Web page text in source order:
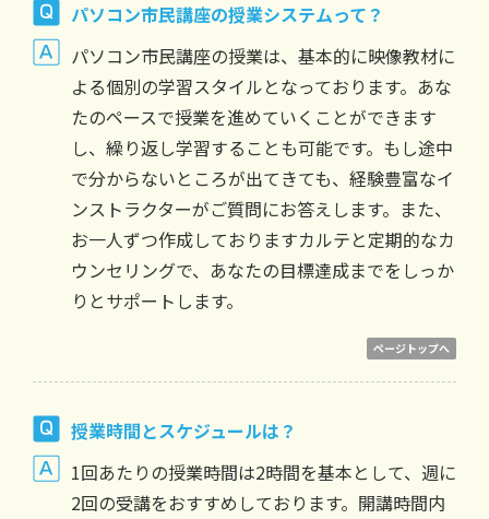
パソコン市民講座の授業システムって？
パソコン市民講座の授業は、基本的に映像教材に
よる個別の学習スタイルとなっております。あな
たのペースで授業を進めていくことができます
し、繰り返し学習することも可能です。もし途中
で分からないところが出てきても、経験豊富なイ
ンストラクターがご質問にお答えします。また、
お一人ずつ作成しておりますカルテと定期的なカ
ウンセリングで、あなたの目標達成までをしっか
りとサポートします。
ページトップへ
授業時間とスケジュールは？
1回あたりの授業時間は2時間を基本として、週に
2回の受講をおすすめしております。開講時間内